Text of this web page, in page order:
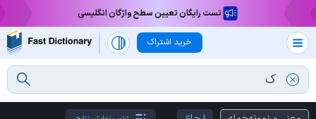
تست رایگان تعیین سطح واژگان انگلیسی
خرید اشتراک